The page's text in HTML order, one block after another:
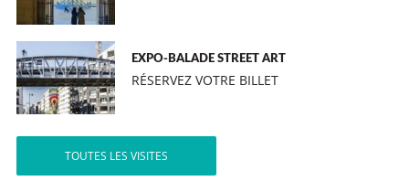
EXPO-BALADE STREET ART
RÉSERVEZ VOTRE BILLET
TOUTES LES VISITES